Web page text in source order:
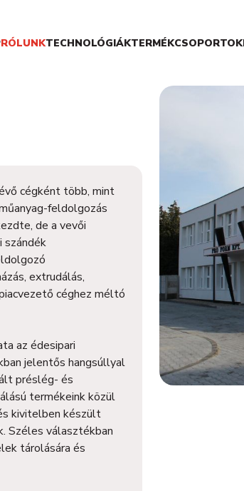
RÓLUNKTECHNOLÓGIÁKTERMÉKCSOPORTOK
cégként több, mint
feldolgozás
de a vevői
szándék
extrudálás,
céghez méltó
az édesipari
jelentős hangsúllyal
préslég- és
termékeink közül
kivitelben készült
Széles választékban
tárolására és